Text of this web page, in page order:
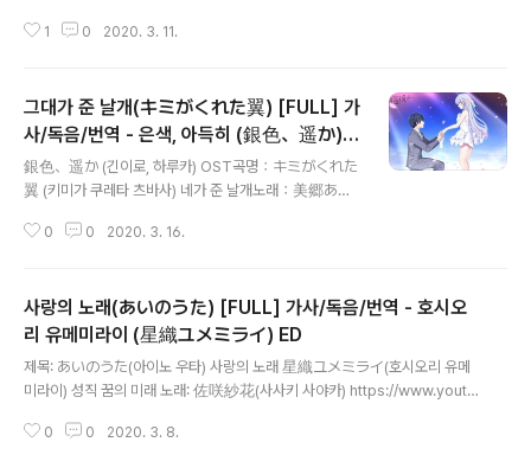
w.youtube.com/watch?v=aDnmlgiZlTk --- アオナ
를 빠져나간 여름 오후 橋を渡れば海が見えた 하시오
와타레바 우미가 미에타 다리를 건너면 바다가 보였다 永
遠のような海岸線を 에에엔노요오나 카이간센오 영원
같은 해안선을 なぞるように歩いてゆく 나조루요오니
아루이테유쿠 덧씌우듯 걸어가다 --- わずかに期待をし
ているんだ 와즈카니 키타이오 시테이루다 약간 기대를
1 0 2020. 3. 11.
그대가 준 날개(キミがくれた翼) [FULL] 가
사/독음/번역 - 은색, 아득히 (銀色、遥か)
OST
銀色、遥か (긴이로, 하루카) OST곡명：キミがくれた
翼 (키미가 쿠레타 츠바사) 네가 준 날개노래：美郷あき
e.com/watch?v=y8Dz3wC3xzw--- 語り尽くしき
に ならない言葉 소코니 앗테 카타치니 나라나이 코토바
거기에 있어서 형태가 될 수 없는 말 悔しさ失敗 "私"が
嫌になっても さあ 前向いて 쿠야시사 싯파이 와타시가
이야니 낫테모 사아 마에 무이테 분함, 실패, "내"가 싫어져
도 자 앞을 향해 涙こぼそう 約束のステージで 나미다
코보소오 야쿠소쿠노 스테에지데 눈물을 흘리는거야 약속
0 0 2020. 3. 16.
사랑의 노래(あいのうた) [FULL] 가사/독음/번역 - 호시오
리 유메미라이 (星織ユメミライ) ED
제목: あいのうた(아이노 우타) 사랑의 노래 星織ユメミライ(호시오리 유메
미라이) 성직 꿈의 미래 노래: 佐咲紗花(사사키 사야카) https://www.youtu
じ場所を見て 코도모노 코로노 시센 토키오 카사네테 오나지 바쇼오 미테 어
0 0 2020. 3. 8.